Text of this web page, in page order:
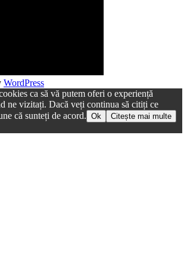
WordPress
ca să vă putem oferi o experiență
ne vizitați. Dacă veți continua să citiți ce
că sunteți de acord. Ok Citește mai multe